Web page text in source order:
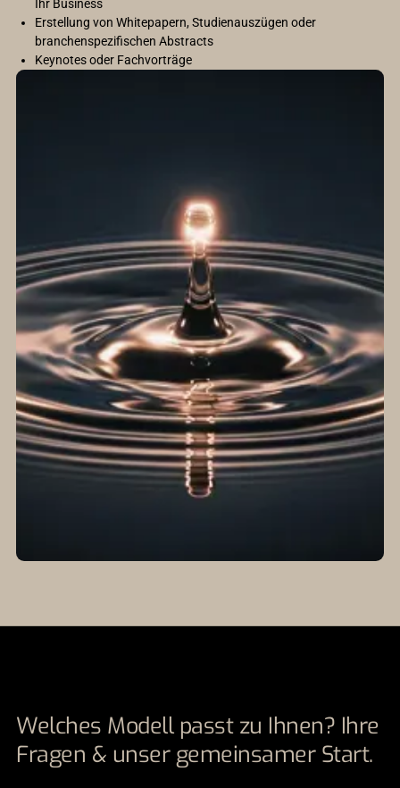
Ihr Business
Erstellung von Whitepapern, Studienauszügen oder
branchenspezifischen Abstracts
Keynotes oder Fachvorträge
Welches Modell passt zu Ihnen? Ihre
Fragen & unser gemeinsamer Start.